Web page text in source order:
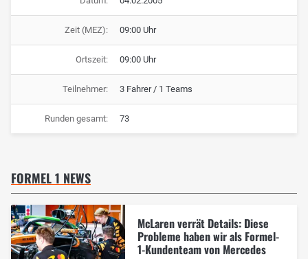
Zeit (MEZ): 09:00 Uhr
Ortszeit: 09:00 Uhr
Teilnehmer: 3 Fahrer / 1 Teams
Runden gesamt: 73
FORMEL 1 NEWS
McLaren verrät Details: Diese
Probleme haben wir als Formel-
1-Kundenteam von Mercedes